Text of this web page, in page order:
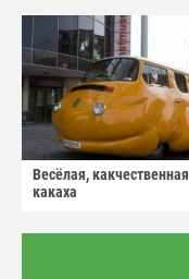
Весёлая, какчественная
какаха